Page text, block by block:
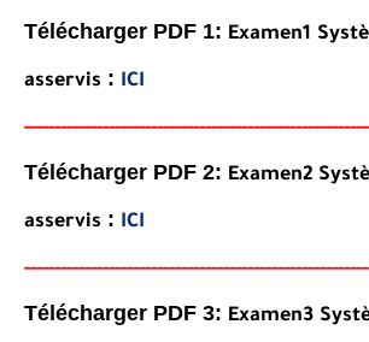
Télécharger PDF 1: Examen1
asservis : ICI
-------------------------
Télécharger PDF 2: Examen2
asservis : ICI
-------------------------
Télécharger PDF 3: Examen3